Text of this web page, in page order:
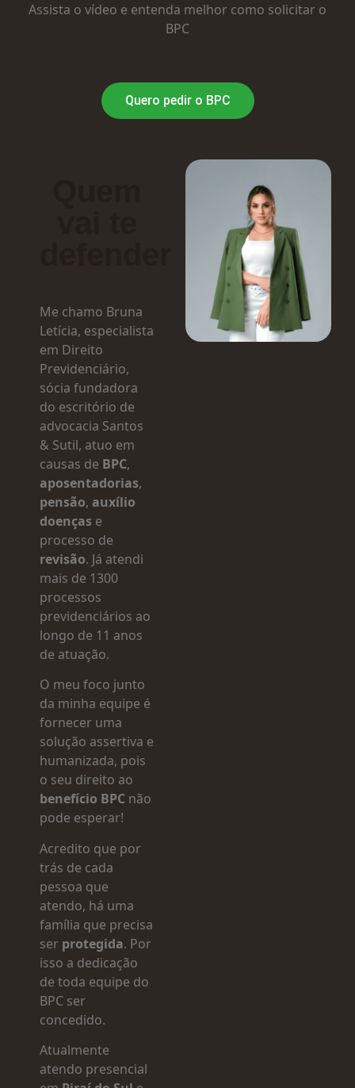
Assista o vídeo e entenda melhor como solicitar o
BPC
Quero pedir o BPC
Me chamo Bruna
Letícia, especialista
em Direito
Previdenciário,
sócia fundadora
do escritório de
advocacia Santos
& Sutil, atuo em
causas de BPC,
aposentadorias,
pensão, auxílio
doenças e
processo de
revisão. Já atendi
mais de 1300
processos
previdenciários ao
longo de 11 anos
de atuação.
O meu foco junto
da minha equipe é
fornecer uma
solução assertiva e
humanizada, pois
o seu direito ao
benefício BPC não
pode esperar!
Acredito que por
trás de cada
pessoa que
atendo, há uma
família que precisa
ser protegida. Por
isso a dedicação
de toda equipe do
BPC ser
concedido.
Atualmente
atendo presencial